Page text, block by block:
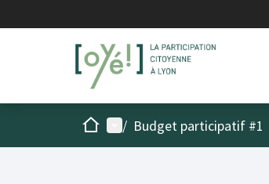
AccueilMenu principal
/ Budget participatif #1